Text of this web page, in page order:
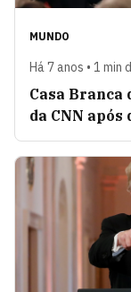
MUNDO
Há 7 anos • 1 min
Casa
da CNN